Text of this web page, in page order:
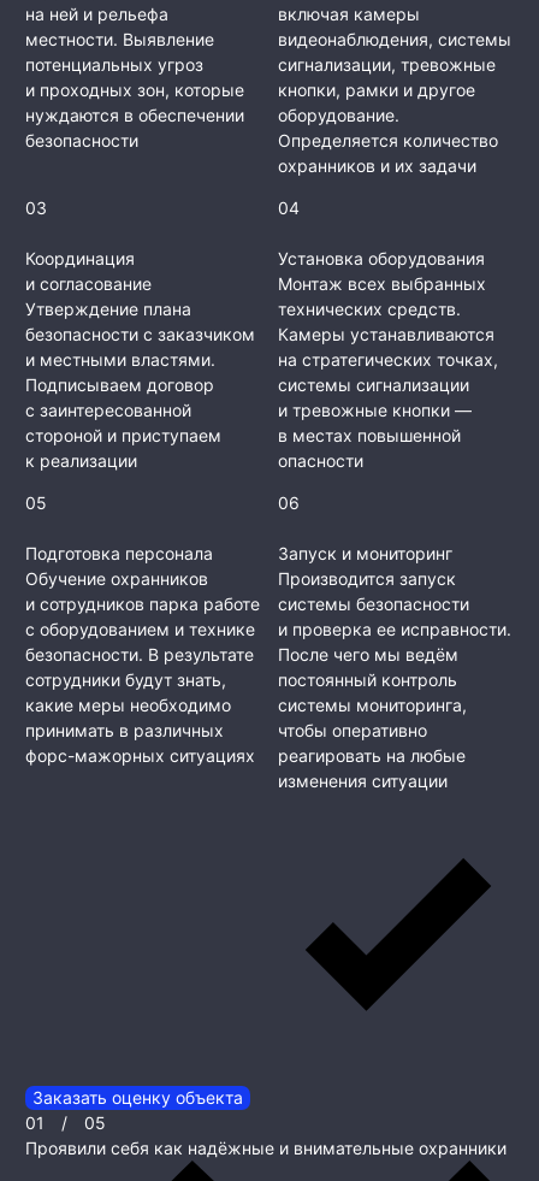
на ней и рельефа
местности. Выявление
потенциальных угроз
и проходных зон, которые
нуждаются в обеспечении
безопасности
включая камеры
видеонаблюдения, системы
сигнализации, тревожные
кнопки, рамки и другое
оборудование.
Определяется количество
охранников и их задачи
03
Координация
и согласование
Утверждение плана
безопасности с заказчиком
и местными властями.
Подписываем договор
с заинтересованной
стороной и приступаем
к реализации
04
Установка оборудования
Монтаж всех выбранных
технических средств.
Камеры устанавливаются
на стратегических точках,
системы сигнализации
и тревожные кнопки —
в местах повышенной
опасности
05
Подготовка персонала
Обучение охранников
и сотрудников парка работе
с оборудованием и технике
безопасности. В результате
сотрудники будут знать,
какие меры необходимо
принимать в различных
форс-мажорных ситуациях
06
Запуск и мониторинг
Производится запуск
системы безопасности
и проверка ее исправности.
После чего мы ведём
постоянный контроль
системы мониторинга,
чтобы оперативно
реагировать на любые
изменения ситуации
Заказать оценку объекта
01
/
05
Проявили себя как надёжные и внимательные охранники